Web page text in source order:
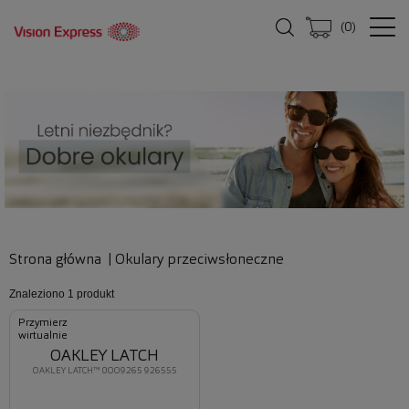
(0)
Strona główna Okulary przeciwsłoneczne
Znaleziono 1 produkt
Przymierz
wirtualnie
OAKLEY LATCH™ 0OO9265 926555
OAKLEY LATCH